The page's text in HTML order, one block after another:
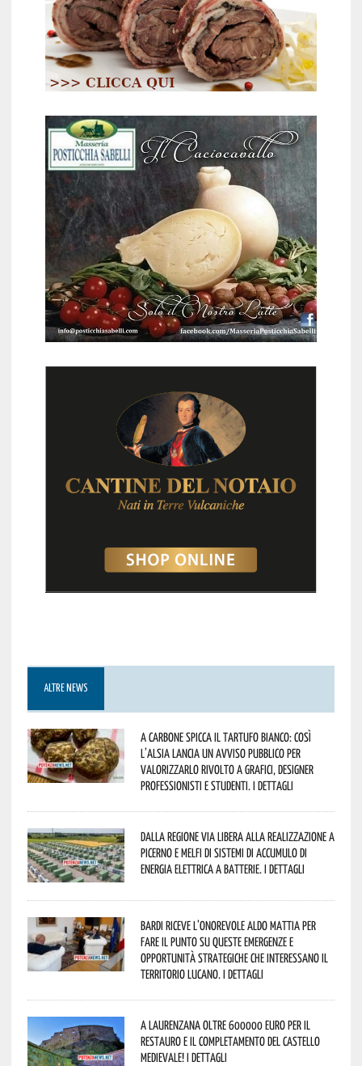
ALTRE NEWS
A Carbone spicca il tartufo bianco: così
l’Alsia lancia un avviso pubblico per
valorizzarlo rivolto a grafici, designer
professionisti e studenti. I dettagli
Dalla Regione via libera alla realizzazione a
Picerno e Melfi di sistemi di accumulo di
energia elettrica a batterie. I dettagli
Bardi riceve l’onorevole Aldo Mattia per
fare il punto su queste emergenze e
opportunità strategiche che interessano il
territorio lucano. I dettagli
A Laurenzana oltre 600000 euro per il
restauro e il completamento del Castello
Medievale! I dettagli